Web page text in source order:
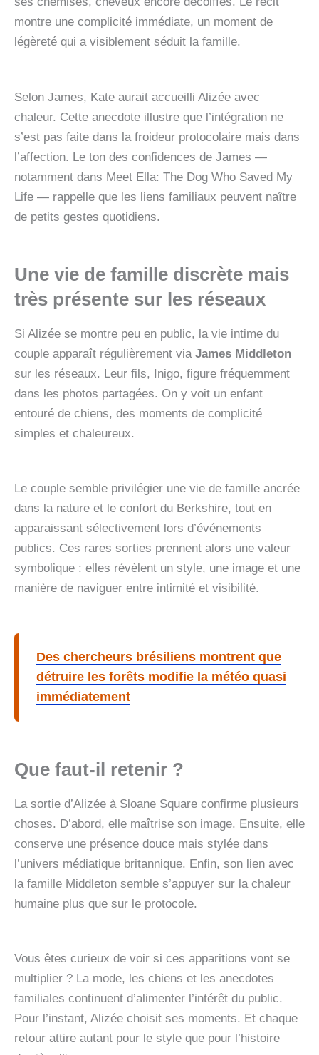
montre une complicité immédiate, un moment de
légèreté qui a visiblement séduit la famille.
Selon James, Kate aurait accueilli Alizée avec
chaleur. Cette anecdote illustre que l’intégration ne
s’est pas faite dans la froideur protocolaire mais dans
l’affection. Le ton des confidences de James —
notamment dans Meet Ella: The Dog Who Saved My
Life — rappelle que les liens familiaux peuvent naître
de petits gestes quotidiens.
Une vie de famille discrète mais
très présente sur les réseaux
Si Alizée se montre peu en public, la vie intime du
couple apparaît régulièrement via James Middleton
sur les réseaux. Leur fils, Inigo, figure fréquemment
dans les photos partagées. On y voit un enfant
entouré de chiens, des moments de complicité
simples et chaleureux.
Le couple semble privilégier une vie de famille ancrée
dans la nature et le confort du Berkshire, tout en
apparaissant sélectivement lors d’événements
publics. Ces rares sorties prennent alors une valeur
symbolique : elles révèlent un style, une image et une
manière de naviguer entre intimité et visibilité.
Des chercheurs brésiliens montrent que
détruire les forêts modifie la météo quasi
immédiatement
Que faut-il retenir ?
La sortie d’Alizée à Sloane Square confirme plusieurs
choses. D’abord, elle maîtrise son image. Ensuite, elle
conserve une présence douce mais stylée dans
l’univers médiatique britannique. Enfin, son lien avec
la famille Middleton semble s’appuyer sur la chaleur
humaine plus que sur le protocole.
Vous êtes curieux de voir si ces apparitions vont se
multiplier ? La mode, les chiens et les anecdotes
familiales continuent d’alimenter l’intérêt du public.
Pour l’instant, Alizée choisit ses moments. Et chaque
retour attire autant pour le style que pour l’histoire